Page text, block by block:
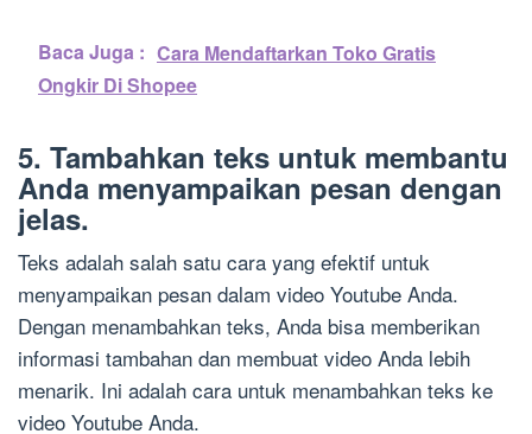
Baca Juga : Cara Mendaftarkan Toko Gratis
Ongkir Di Shopee
5. Tambahkan teks untuk membantu
Anda menyampaikan pesan dengan
jelas.
Teks adalah salah satu cara yang efektif untuk
menyampaikan pesan dalam video Youtube Anda.
Dengan menambahkan teks, Anda bisa memberikan
informasi tambahan dan membuat video Anda lebih
menarik. Ini adalah cara untuk menambahkan teks ke
video Youtube Anda.